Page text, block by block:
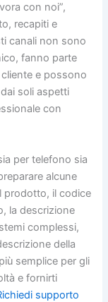
con noi”,
recapiti e
canali non sono
fanno parte
e possono
soli aspetti
con
per telefono sia
alcune
prodotto, il codice
la descrizione
complessi,
della
semplice per gli
e fornirti
supporto